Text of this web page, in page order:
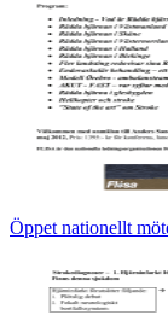
Öppet nationellt